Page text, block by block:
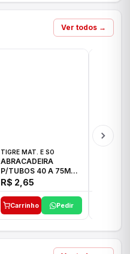
Ver todos →
TIGRE MAT. E SO
ABRACADEIRA
P/TUBOS 40 A 75MM
TIGRE
R$ 2,65
Carrinho Pedir